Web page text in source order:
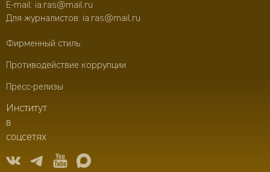
E-mail: ia.ras@mail.ru
Для журналистов: ia.ras@mail.ru
Фирменный стиль
Противодействие коррупции
Пресс-релизы
Институт
в
соцсетях